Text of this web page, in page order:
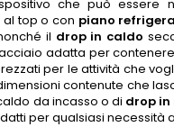
che può essere
al top o con piano
il drop in caldo
adatta per
per le attività che
contenute che
da incasso o di drop
per qualsiasi necessità